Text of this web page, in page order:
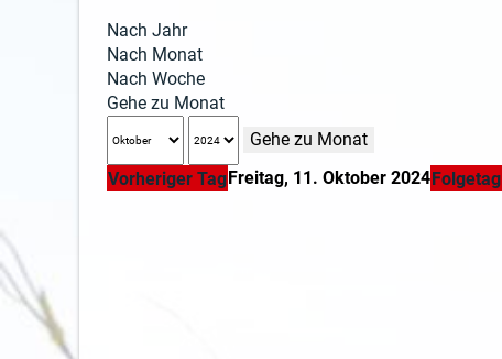
Nach Jahr
Nach Monat
Nach Woche
Gehe zu Monat
Gehe zu Monat
Vorheriger TagFreitag, 11. Oktober 2024Folgetag